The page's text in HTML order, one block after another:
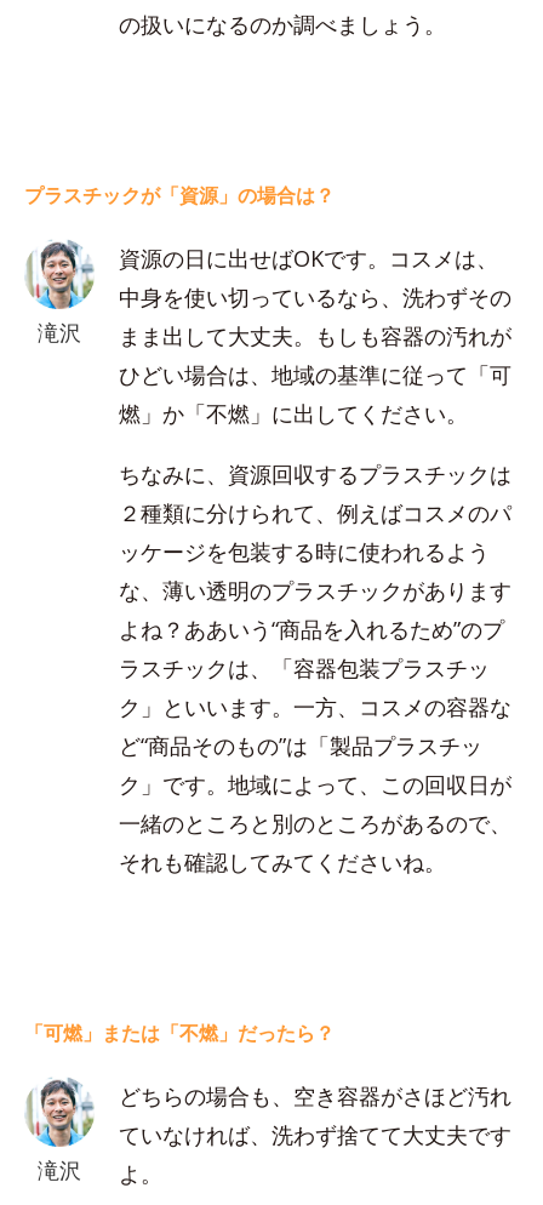
の扱いになるのか調べましょう。
プラスチックが「資源」の場合は？
滝沢
資源の日に出せばOKです。コスメは、
中身を使い切っているなら、洗わずその
まま出して大丈夫。もしも容器の汚れが
ひどい場合は、地域の基準に従って「可
燃」か「不燃」に出してください。
ちなみに、資源回収するプラスチックは
２種類に分けられて、例えばコスメのパ
ッケージを包装する時に使われるよう
な、薄い透明のプラスチックがあります
よね？ああいう“商品を入れるため”のプ
ラスチックは、「容器包装プラスチッ
ク」といいます。一方、コスメの容器な
ど“商品そのもの”は「製品プラスチッ
ク」です。地域によって、この回収日が
一緒のところと別のところがあるので、
それも確認してみてくださいね。
「可燃」または「不燃」だったら？
滝沢
どちらの場合も、空き容器がさほど汚れ
ていなければ、洗わず捨てて大丈夫です
よ。